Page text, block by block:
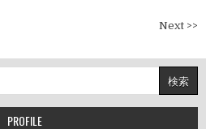
Next >>
PROFILE